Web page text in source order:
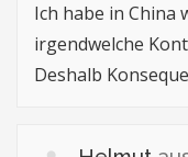
Ich habe in China
irgendwelche
Deshalb